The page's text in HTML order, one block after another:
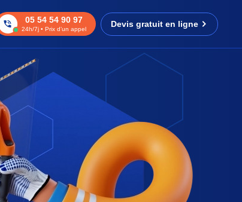
05 54 54 90 97
24h/7j • Prix d’un appel
Devis gratuit en ligne